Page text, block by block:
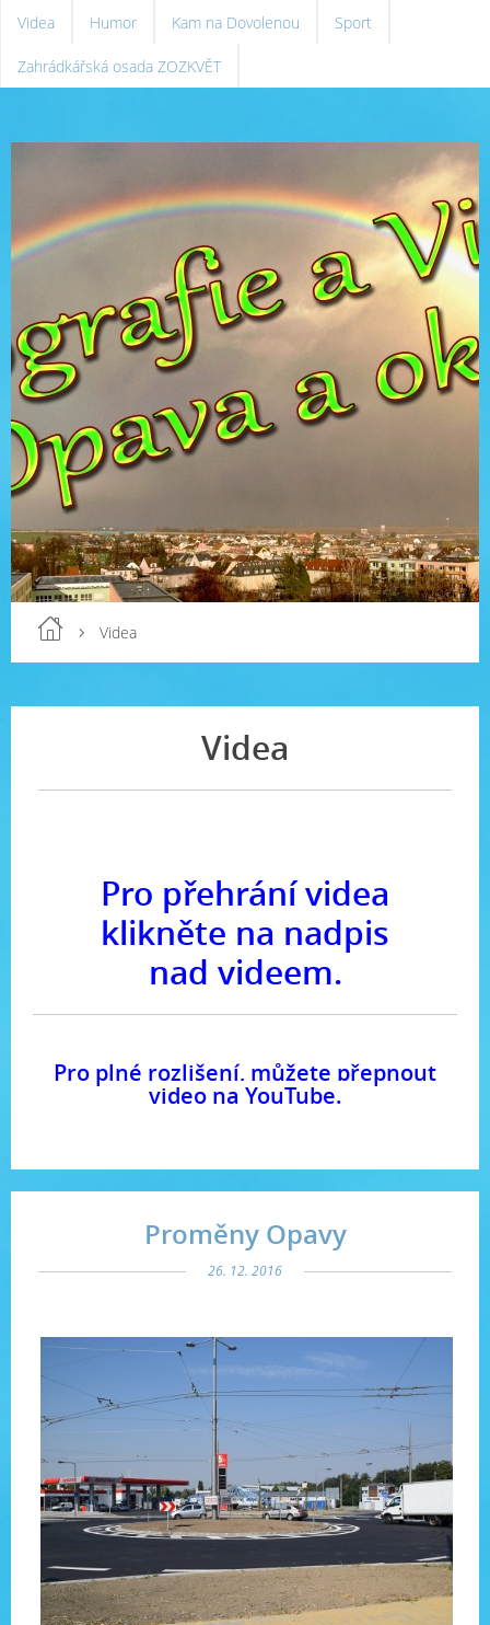
Videa Humor Kam na Dovolenou Sport
Zahrádkářská osada ZOZKVĚT
Videa
Videa
Pro přehrání videa
klikněte na nadpis
nad videem.
Pro plné rozlišení, můžete přepnout
video na YouTube.
Proměny Opavy
26. 12. 2016